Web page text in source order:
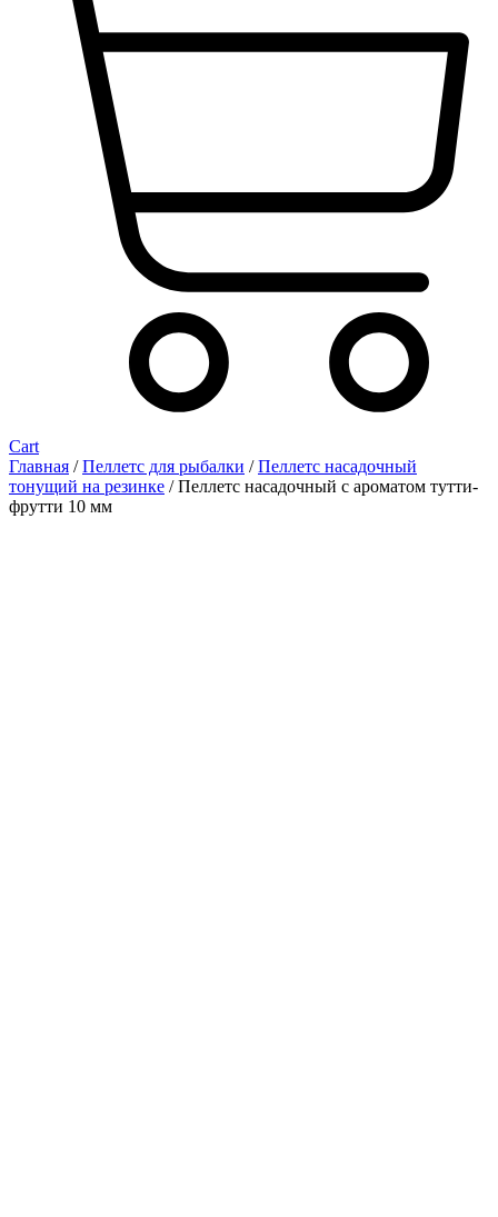
Cart
Главная /Пеллетс для рыбалки /Пеллетс насадочный
тонущий на резинке / Пеллетс насадочный с ароматом тутти-
фрутти 10 мм